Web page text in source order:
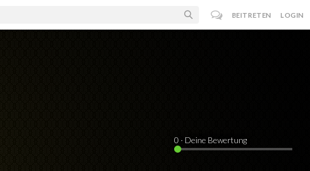
BEITRETEN LOGIN
0 · Deine Bewertung